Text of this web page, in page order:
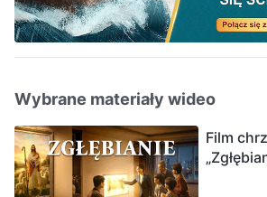
Wybrane materiały wideo
Film